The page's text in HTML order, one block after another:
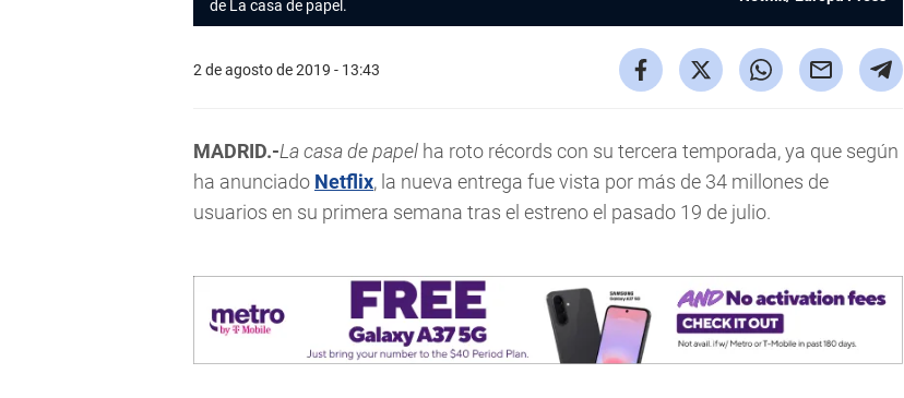
de La casa de papel .
2 de agosto de 2019 - 13:43
MADRID.-La casa de papel ha roto récords con su tercera temporada, ya que según
ha anunciado Netflix, la nueva entrega fue vista por más de 34 millones de
usuarios en su primera semana tras el estreno el pasado 19 de julio.